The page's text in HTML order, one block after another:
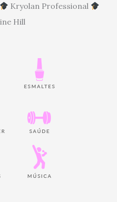
Kryolan Professional
Hill